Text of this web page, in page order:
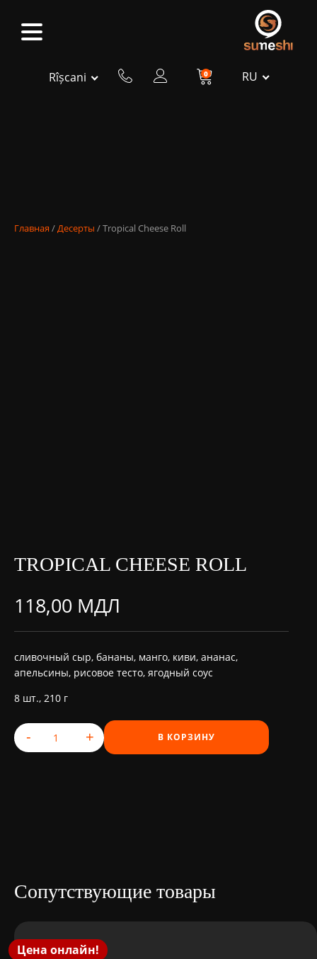
Rîșcani 0 RU
Главная /Десерты / Tropical Cheese Roll
TROPICAL CHEESE ROLL
118,00 МДЛ
сливочный сыр, бананы, манго, киви, ананас,
апельсины, рисовое тесто, ягодный соус
8 шт., 210 г
Количество товара Tropical Cheese Roll
- + В КОРЗИНУ
Сопутствующие товары
Цена онлайн!